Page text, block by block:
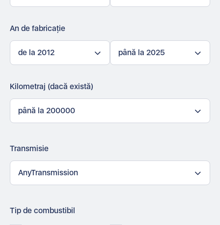
An de fabricație
de la 2012 până la 2025
Kilometraj (dacă există)
până la 200000
Transmisie
AnyTransmission
Tip de combustibil